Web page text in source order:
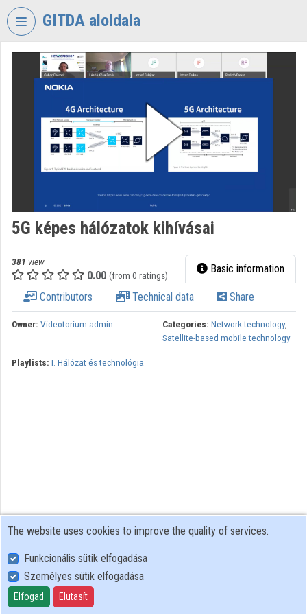
Skip header
GITDA aloldala
VIDEO TORIUM
INFORMATION-
TECHNOLOGY
DEVELOPMENT
Categories
Organization playlists
Contributors
5G képes hálózatok kihívásai
381 view
0.00 (from 0 ratings) Basic information
Contributors Technical data Share
Owner: Videotorium admin Categories: Network technology,
Satellite-based mobile technology
Playlists: I. Hálózat és technológia
User Policy
Adatkezelési tájékoztató (en)
Cookie Policy
The website uses cookies to improve the quality of services.
Funkcionális sütik elfogadása
Személyes sütik elfogadása
Elfogad Elutasít